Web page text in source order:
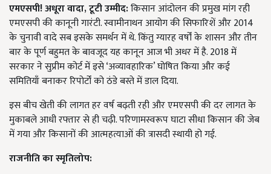
एमएसपी! अधूरा वादा, टूटी उम्मीद:किसान आंदोलन की प्रमुख मांग रही
एमएसपी की कानूनी गारंटी. स्वामीनाथन आयोग की सिफारिशें और 2014
के चुनावी वादे सब इसके समर्थन में थे. किंतु ग्यारह वर्षों के शासन और तीन
बार के पूर्ण बहुमत के बावजूद यह कानून आज भी अधर में है. 2018 में
सरकार ने सुप्रीम कोर्ट में इसे ‘अव्यावहारिक’ घोषित किया और कई
समितियाँ बनाकर रिपोर्टों को ठंडे बस्ते में डाल दिया.
इस बीच खेती की लागत हर वर्ष बढ़ती रही और एमएसपी की दर लागत के
मुकाबले आधी रफ्तार से ही चढ़ी. परिणामस्वरूप घाटा सीधा किसान की जेब
में गया और किसानों की आत्महत्याओं की त्रासदी स्थायी हो गई.
राजनीति का स्मृतिलोप: